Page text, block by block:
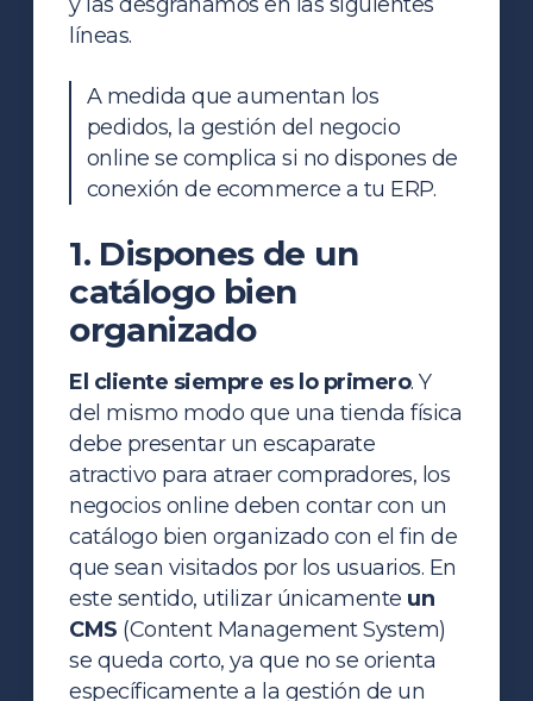
líneas.
A medida que aumentan los
pedidos, la gestión del negocio
online se complica si no dispones de
conexión de ecommerce a tu ERP.
1. Dispones de un
catálogo bien
organizado
El cliente siempre es lo primero. Y
del mismo modo que una tienda física
debe presentar un escaparate
atractivo para atraer compradores, los
negocios online deben contar con un
catálogo bien organizado con el fin de
que sean visitados por los usuarios. En
este sentido, utilizar únicamente un
CMS (Content Management System)
se queda corto, ya que no se orienta
específicamente a la gestión de un